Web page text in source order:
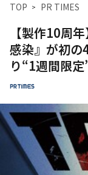
TOP PR TIMES
【製作10周
感染』が初の
り“1週間限